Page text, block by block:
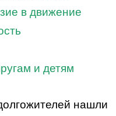
в движение
и детям
нашли